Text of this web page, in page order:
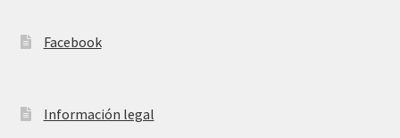
Facebook
Información legal